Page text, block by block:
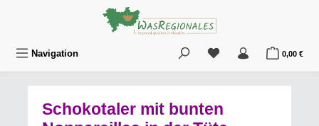
Zum Hauptinhalt springen
Navigation Du hast 0 Produkte
0,00 €
Schokotaler mit bunten